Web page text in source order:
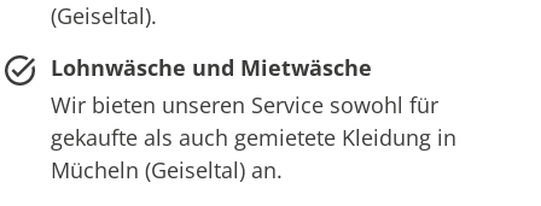
(Geiseltal).
Lohnwäsche und Mietwäsche
Wir bieten unseren Service sowohl für
gekaufte als auch gemietete Kleidung in
Mücheln (Geiseltal) an.